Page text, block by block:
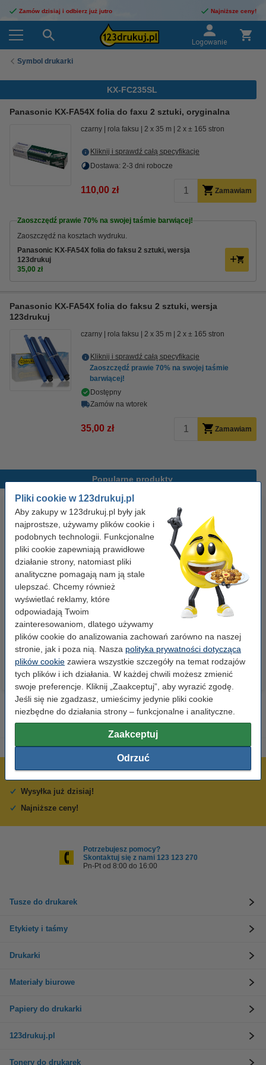
Pliki cookie w 123drukuj.pl
Aby zakupy w 123drukuj.pl były jak
najprostsze, używamy plików cookie i
podobnych technologii. Funkcjonalne
pliki cookie zapewniają prawidłowe
działanie strony, natomiast pliki
analityczne pomagają nam ją stale
ulepszać. Chcemy również
wyświetlać reklamy, które
odpowiadają Twoim
zainteresowaniom, dlatego używamy
plików cookie do analizowania zachowań zarówno na naszej
stronie, jak i poza nią. Nasza polityka prywatności dotycząca
plików cookie zawiera wszystkie szczegóły na temat rodzajów
tych plików i ich działania. W każdej chwili możesz zmienić
swoje preferencje. Kliknij „Zaakceptuj”, aby wyrazić zgodę.
Jeśli się nie zgadzasz, umieścimy jedynie pliki cookie
niezbędne do działania strony – funkcjonalne i analityczne.
Zaakceptuj
Odrzuć
Zamów dzisiaj i odbierz już jutro Najniższe ceny!
Logowanie
Symbol drukarki
KX-FC235SL
Panasonic KX-FA54X folia do faxu 2 sztuki, oryginalna
czarny rola faksu 2 x 35 m 2 x ± 165 stron
Kliknij i sprawdź całą specyfikacje
Dostawa: 2-3 dni robocze
110,00 zł Zamawiam
Zaoszczędź prawie 70% na swojej taśmie barwiącej!
Zaoszczędź na kosztach wydruku.
Panasonic KX-FA54X folia do faksu 2 sztuki, wersja
123drukuj
35,00 zł
Panasonic KX-FA54X folia do faksu 2 sztuki, wersja
123drukuj
czarny rola faksu 2 x 35 m 2 x ± 165 stron
Kliknij i sprawdź całą specyfikacje
Zaoszczędź prawie 70% na swojej taśmie
barwiącej!
Dostępny
Zamów na wtorek
35,00 zł Zamawiam
Popularne produkty
Papier ksero A4 80 g/m2 (500
szt.), 123drukuj
23,00 zł
Papier ksero A4 80 g/m2 (2500
szt.), 123drukuj (5 ryz)
110,00 zł
Wysyłka już dzisiaj!
Najniższe ceny!
Potrzebujesz pomocy?
Skontaktuj się z nami 123 123 270
Pn-Pt od 8:00 do 16:00
Tusze do drukarek
Etykiety i taśmy
Drukarki
Materiały biurowe
Papiery do drukarki
123drukuj.pl
Tonery do drukarek